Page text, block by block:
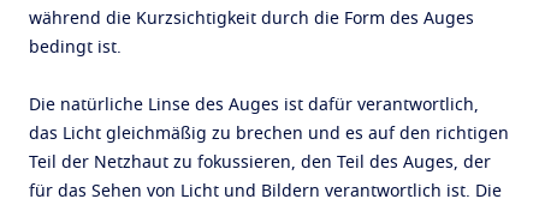
während die Kurzsichtigkeit durch die Form des Auges
bedingt ist.
Die natürliche Linse des Auges ist dafür verantwortlich,
das Licht gleichmäßig zu brechen und es auf den richtigen
Teil der Netzhaut zu fokussieren, den Teil des Auges, der
für das Sehen von Licht und Bildern verantwortlich ist. Die